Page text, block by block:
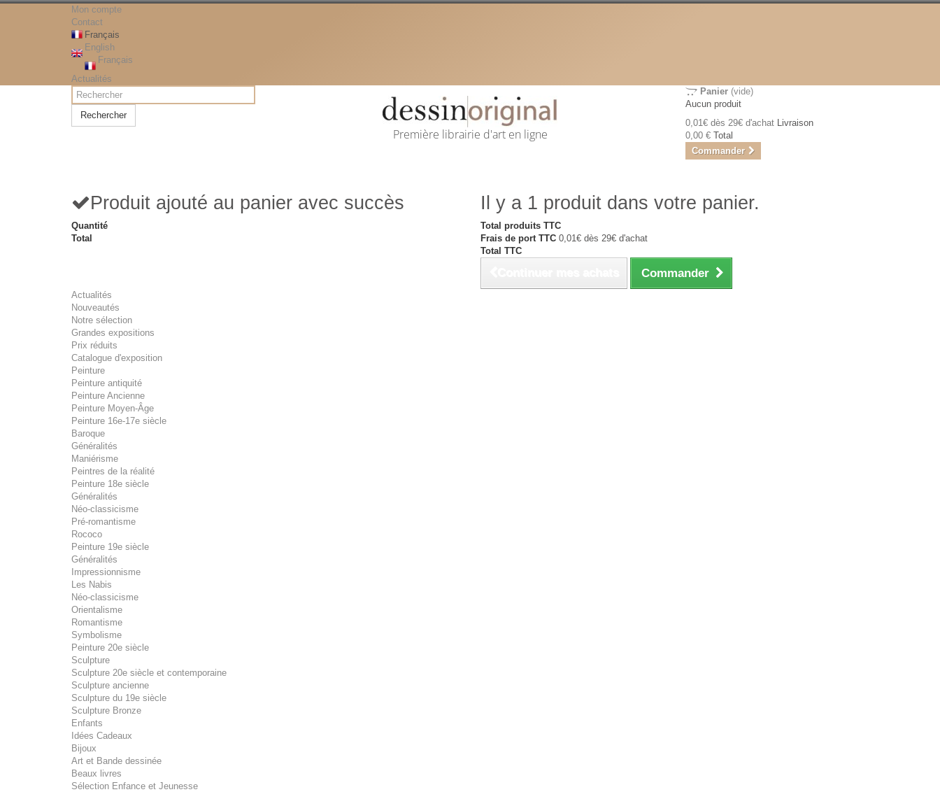
Mon compte
Contact
Français
English
Français
Actualités
Rechercher
Première librairie d'art en ligne
Panier (vide)
Aucun produit
0,01€ dès 29€ d'achat Livraison
0,00 € Total
Commander
Produit ajouté au panier avec succès
Quantité
Total
Il y a 1 produit dans votre panier.
Total produits TTC
Frais de port TTC 0,01€ dès 29€ d'achat
Total TTC
Commander
Actualités
Nouveautés
Notre sélection
Grandes expositions
Prix réduits
Catalogue d'exposition
Peinture
Peinture antiquité
Peinture Ancienne
Peinture Moyen-Âge
Peinture 16e-17e siècle
Baroque
Généralités
Maniérisme
Peintres de la réalité
Peinture 18e siècle
Généralités
Néo-classicisme
Pré-romantisme
Rococo
Peinture 19e siècle
Généralités
Impressionnisme
Les Nabis
Néo-classicisme
Orientalisme
Romantisme
Symbolisme
Peinture 20e siècle
Sculpture
Sculpture 20e siècle et contemporaine
Sculpture ancienne
Sculpture du 19e siècle
Sculpture Bronze
Enfants
Idées Cadeaux
Bijoux
Art et Bande dessinée
Beaux livres
Sélection Enfance et Jeunesse